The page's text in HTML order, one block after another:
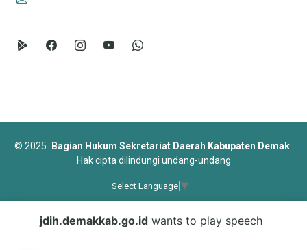
© 2025
Bagian Hukum Sekretariat Daerah Kabupaten Demak
Hak cipta dilindungi undang-undang
Select Language ▼
jdih.demakkab.go.idwants to play speech